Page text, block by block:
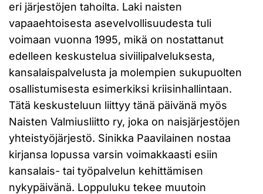
eri järjestöjen tahoilta. Laki naisten
vapaaehtoisesta asevelvollisuudesta tuli
voimaan vuonna 1995, mikä on nostattanut
edelleen keskustelua siviilipalveluksesta,
kansalaispalvelusta ja molempien sukupuolten
osallistumisesta esimerkiksi kriisinhallintaan.
Tätä keskusteluun liittyy tänä päivänä myös
Naisten Valmiusliitto ry, joka on naisjärjestöjen
yhteistyöjärjestö. Sinikka Paavilainen nostaa
kirjansa lopussa varsin voimakkaasti esiin
kansalais- tai työpalvelun kehittämisen
nykypäivänä. Loppuluku tekee muutoin